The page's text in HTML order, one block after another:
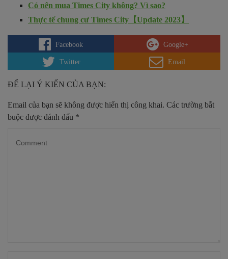
Có nên mua Times City không? Vì sao?
Thực tế chung cư Times City【Update 2023】
Facebook Google+
Twitter Email
ĐỂ LẠI Ý KIẾN CỦA BẠN:
Email của bạn sẽ không được hiển thị công khai. Các trường bắt
buộc được đánh dấu *